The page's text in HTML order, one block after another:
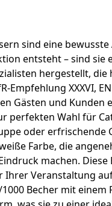
sind eine
entsteht – sind sie
hergestellt,
Empfehlung XXXVI,
Gästen und
perfekten Wahl für
oder erfrischende
Farbe, die
machen.
Ihrer Veranstaltung
Becher mit